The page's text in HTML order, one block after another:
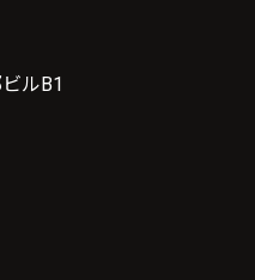
ルB1